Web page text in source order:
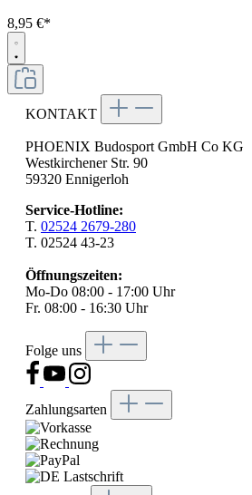
8,95 €*
KONTAKT
PHOENIX Budosport GmbH Co KG
Westkirchener Str. 90
59320 Ennigerloh
Service-Hotline:
T. 02524 2679-280
T. 02524 43-23
Öffnungszeiten:
Mo-Do 08:00 - 17:00 Uhr
Fr. 08:00 - 16:30 Uhr
Folge uns
Zahlungsarten